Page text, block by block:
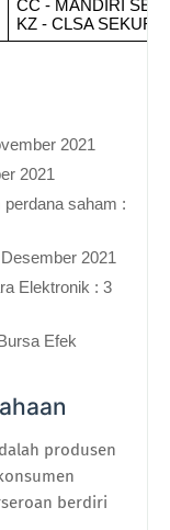
CC - MANDIRI
KZ - CLSA
2021
2021
saham :
2021
Elektronik : 3
Efek
produsen
berdiri